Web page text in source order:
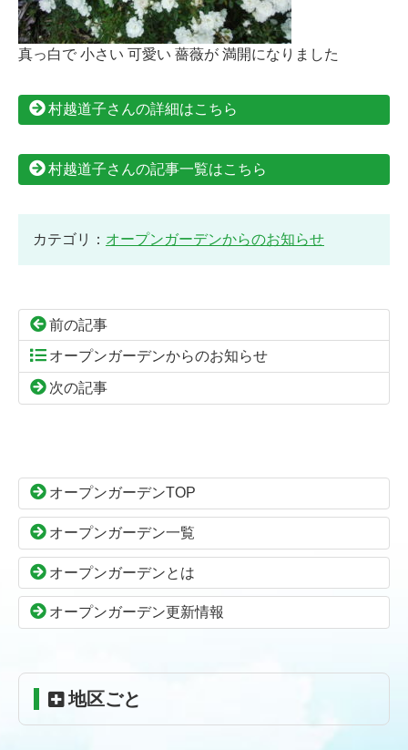
真っ白で 小さい 可愛い 薔薇が 満開になりました
村越道子さんの詳細はこちら
村越道子さんの記事一覧はこちら
カテゴリ： オープンガーデンからのお知らせ
前の記事
オープンガーデンからのお知らせ
次の記事
ン
本
文
先
へ
る
の
頭
へ
る
オープンガーデンTOP
オープンガーデン一覧
オープンガーデンとは
オープンガーデン更新情報
地区ごと